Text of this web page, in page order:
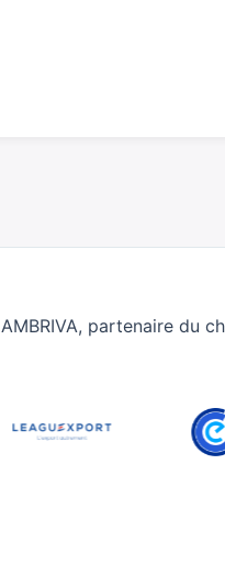
AMBRIVA, partenaire du